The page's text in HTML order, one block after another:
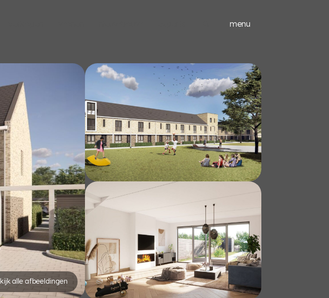
menu
alle afbeeldingen